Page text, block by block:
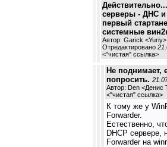
серверы - ДНС и
первый
системные
Автор: Garick
Отредактировано
<"чистая" ссылка>
Не поднимает,
попросить.
Автор: Den <Денис
<"чистая" ссылка>
К тому же у
Forwarder.
Естественно,
DHCP сервере,
Forwarder на